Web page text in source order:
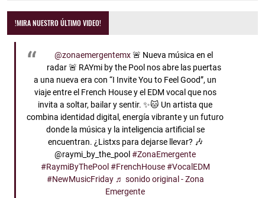
!MIRA NUESTRO ÚLTIMO VIDEO!
@zonaemergentemx🚨 Nueva música en el
radar 🚨 RAYmi by the Pool nos abre las puertas
a una nueva era con “I Invite You to Feel Good”, un
viaje entre el French House y el EDM vocal que nos
invita a soltar, bailar y sentir. ✨🐱 Un artista que
combina identidad digital, energía vibrante y un futuro
donde la música y la inteligencia artificial se
encuentran. ¿Listxs para dejarse llevar? 🎶
@raymi_by_the_pool#ZonaEmergente
#RaymiByThePool #FrenchHouse #VocalEDM
#NewMusicFriday ♬ sonido original - Zona
Emergente